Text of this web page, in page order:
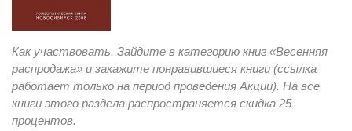
Как участвовать. Зайдите в категорию книг «Весенняя
распродажа» и закажите понравившиеся книги (ссылка
работает только на период проведения Акции). На все
книги этого раздела распространяется скидка 25
процентов.